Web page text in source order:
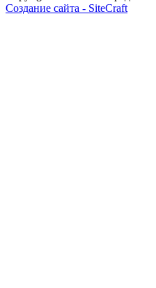
Создание сайта - SiteCraft